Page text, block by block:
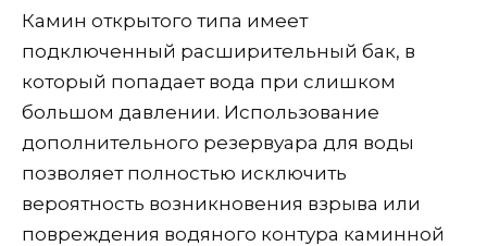
Камин открытого типа имеет
подключенный расширительный бак, в
который попадает вода при слишком
большом давлении. Использование
дополнительного резервуара для воды
позволяет полностью исключить
вероятность возникновения взрыва или
повреждения водяного контура каминной